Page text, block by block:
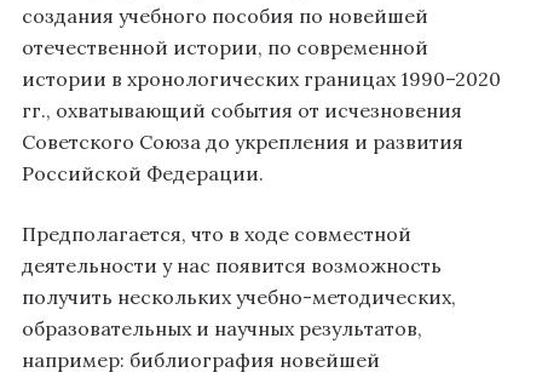
создания учебного пособия по новейшей
отечественной истории, по современной
истории в хронологических границах 1990–2020
гг., охватывающий события от исчезновения
Советского Союза до укрепления и развития
Российской Федерации.
Предполагается, что в ходе совместной
деятельности у нас появится возможность
получить нескольких учебно-методических,
образовательных и научных результатов,
например: библиография новейшей